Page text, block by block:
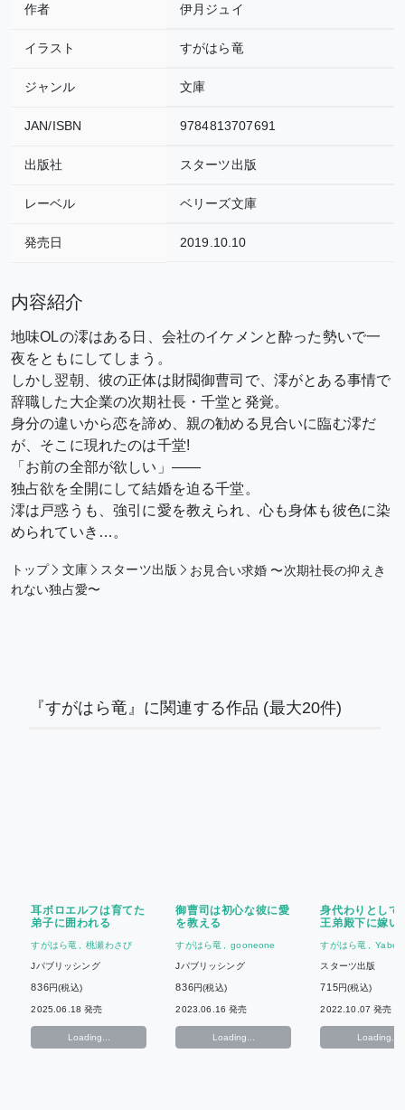
作者 伊月ジュイ
イラスト すがはら竜
ジャンル 文庫
JAN/ISBN 9784813707691
出版社 スターツ出版
レーベル ベリーズ文庫
発売日 2019.10.10
内容紹介
地味OLの澪はある日、会社のイケメンと酔った勢いで一
夜をともにしてしまう。
しかし翌朝、彼の正体は財閥御曹司で、澪がとある事情で
辞職した大企業の次期社長・千堂と発覚。
身分の違いから恋を諦め、親の勧める見合いに臨む澪だ
が、そこに現れたのは千堂!
「お前の全部が欲しい」――
独占欲を全開にして結婚を迫る千堂。
澪は戸惑うも、強引に愛を教えられ、心も身体も彼色に染
められていき…。
トップ 文庫 スターツ出版
お見合い求婚 〜次期社長の抑えき
れない独占愛〜
『すがはら竜』に関連する作品 (最大20件)
耳ボロエルフは育てた
弟子に囲われる
すがはら竜 桃瀬わさび
Jパブリッシング
836円(税込)
2025.06.18 発売
Loading...
御曹司は初心な彼に愛
を教える
すがはら竜 gooneone
Jパブリッシング
836円(税込)
2023.06.16 発売
Loading...
身代わりとして
王弟殿下に嫁い
ころか溺愛され
す
すがはら竜 Yabe
スターツ出版
715円(税込)
2022.10.07 発売
Loading...